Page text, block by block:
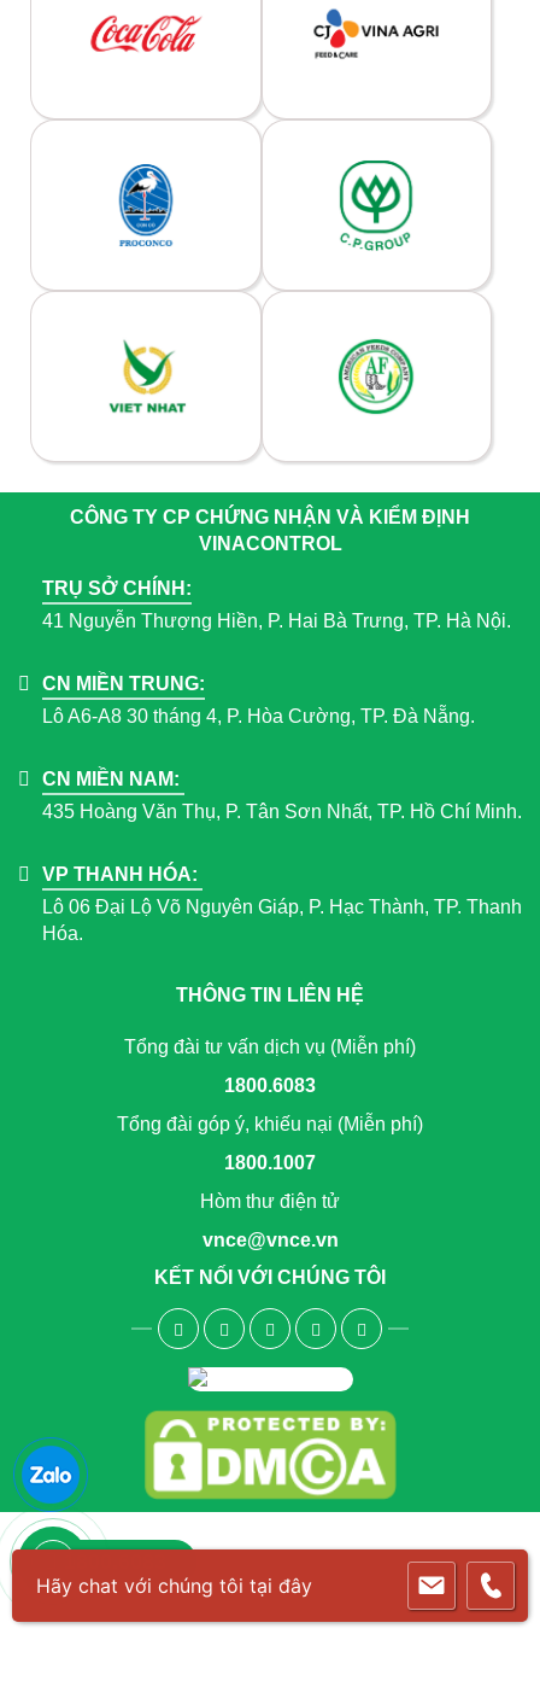
CÔNG TY CP CHỨNG NHẬN VÀ KIỂM ĐỊNH
VINACONTROL
TRỤ SỞ CHÍNH:
41 Nguyễn Thượng Hiền, P. Hai Bà Trưng, TP. Hà Nội.
CN MIỀN TRUNG:
Lô A6-A8 30 tháng 4, P. Hòa Cường, TP. Đà Nẵng.
CN MIỀN NAM:
435 Hoàng Văn Thụ, P. Tân Sơn Nhất, TP. Hồ Chí Minh.
VP THANH HÓA:
Lô 06 Đại Lộ Võ Nguyên Giáp, P. Hạc Thành, TP. Thanh
Hóa.
THÔNG TIN LIÊN HỆ
Tổng đài tư vấn dịch vụ (Miễn phí)
1800.6083
Tổng đài góp ý, khiếu nại (Miễn phí)
1800.1007
Hòm thư điện tử
vnce@vnce.vn
KẾT NỐI VỚI CHÚNG TÔI
Hãy chat với chúng tôi tại đây